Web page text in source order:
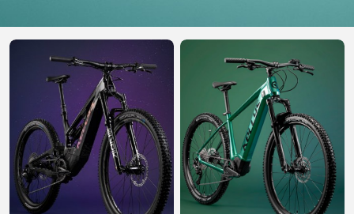
BIKE
HORSKÁ
TOUR
HORSKÁ
KOLA
DOWNHILL
ENDURO
SILNIČNÍ
RACING
GRAVEL
CROSS
TREKKING
DÁMSKÁ
DÁMSKÁ
HORSKÁ
KOLA
URBAN
KOLA
FITNESS
CITY
JUNIOR
26"
(135–
155